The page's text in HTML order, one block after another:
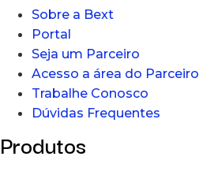
Sobre a Bext
Portal
Seja um Parceiro
Acesso a área do Parceiro
Trabalhe Conosco
Dúvidas Frequentes
Produtos